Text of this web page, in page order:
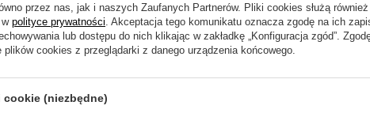
Wyślij opinię
przez nas, jak i naszych Zaufanych Partnerów. Pliki cookies służą
w polityce prywatności. Akceptacja tego komunikatu oznacza zgodę na ich
lub dostępu do nich klikając w zakładkę „Konfiguracja zgód”.
cookies z przeglądarki z danego urządzenia końcowego.
(niezbędne)